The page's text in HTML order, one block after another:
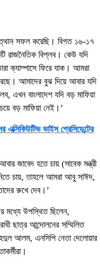
সফল করেছি। বিগত ১৬-১৭
রাজনৈতিক বিপ্লব। কেউ যদি
ক্যাম্পাসে ফিরে যাক। আমরা
আমাদের বুঝ দিয়ে আবার যদি
এখন বাংলাদেশ যদি বড় মাফিয়া
বড় মাফিয়া নেই।’
এক্সিকিউটিভ ভাইস প্রেসিডেন্টের
জাবেদ হতে চায় (সাবেক মন্ত্রী
চায়, তাহলে আমরা আবু সাঈদ,
রুখে দেব।’
মধ্যে উপস্থিত ছিলেন,
ছাত্র আন্দোলনের সম্মিলিত
আলম, এনসিপি নেতা দেলোয়ার